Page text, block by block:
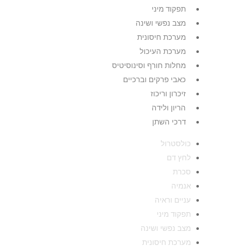
תפקוד מיני
מצב נפשי ושינה
מערכת חיסונית
מערכת העיכול
מחלות חורף וסינוסיטיס
כאבי פרקים וברכיים
זיכרון וריכוז
הריון ולידה
דרכי השתן
כולסטרול
לחץ דם
סכרת
אנמיה
עניים וראיה
תפקוד מיני
מצב נפשי ושינה
מערכת חיסונית